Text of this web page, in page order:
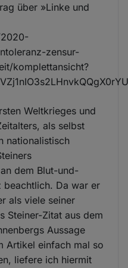
über »Linke und
zensur-
komplettansicht?
Weltkrieges und
als selbst
nationalistisch
dem Blut-und-
beachtlich. Da war er
als viele seiner
Steiner-Zitat aus dem
Aussage
Artikel einfach mal so
liefere ich hiermit